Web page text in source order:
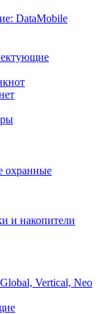
DataMobile
охранные
и накопители
Vertical, Neo